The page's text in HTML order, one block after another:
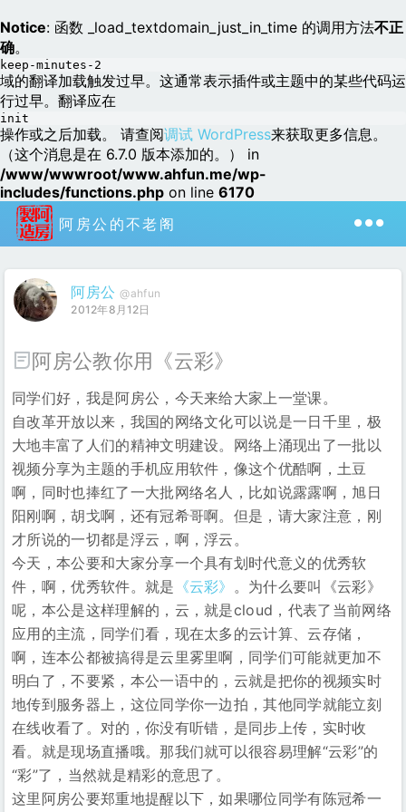
Notice: 函数 _load_textdomain_just_in_time 的调用方法不正
确。
keep-minutes-2
域的翻译加载触发过早。这通常表示插件或主题中的某些代码运
行过早。翻译应在
init
操作或之后加载。 请查阅调试 WordPress来获取更多信息。
（这个消息是在 6.7.0 版本添加的。） in
/www/wwwroot/www.ahfun.me/wp-
includes/functions.php on line 6170
阿房公的不老阁
阿房公 @ahfun
2012年8月12日
阿房公教你用《云彩》
同学们好，我是阿房公，今天来给大家上一堂课。
自改革开放以来，我国的网络文化可以说是一日千里，极
大地丰富了人们的精神文明建设。网络上涌现出了一批以
视频分享为主题的手机应用软件，像这个优酷啊，土豆
啊，同时也捧红了一大批网络名人，比如说露露啊，旭日
阳刚啊，胡戈啊，还有冠希哥啊。但是，请大家注意，刚
才所说的一切都是浮云，啊，浮云。
今天，本公要和大家分享一个具有划时代意义的优秀软
件，啊，优秀软件。就是 《云彩》 。为什么要叫《云彩》
呢，本公是这样理解的，云，就是cloud，代表了当前网络
应用的主流，同学们看，现在太多的云计算、云存储，
啊，连本公都被搞得是云里雾里啊，同学们可能就更加不
明白了，不要紧，本公一语中的，云就是把你的视频实时
地传到服务器上，这位同学你一边拍，其他同学就能立刻
在线收看了。对的，你没有听错，是同步上传，实时收
看。就是现场直播哦。那我们就可以很容易理解“云彩”的
“彩”了，当然就是精彩的意思了。
这里阿房公要郑重地提醒以下，如果哪位同学有陈冠希一